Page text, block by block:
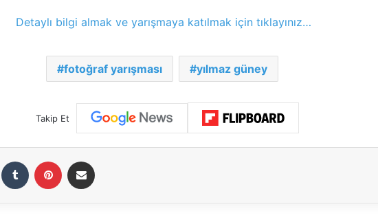
Detaylı bilgi almak ve yarışmaya katılmak için tıklayınız…
fotoğraf yarışması yılmaz güney
Takip Et
LinkedIn Tumblr Pinterest